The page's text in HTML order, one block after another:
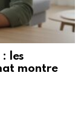
les
montre